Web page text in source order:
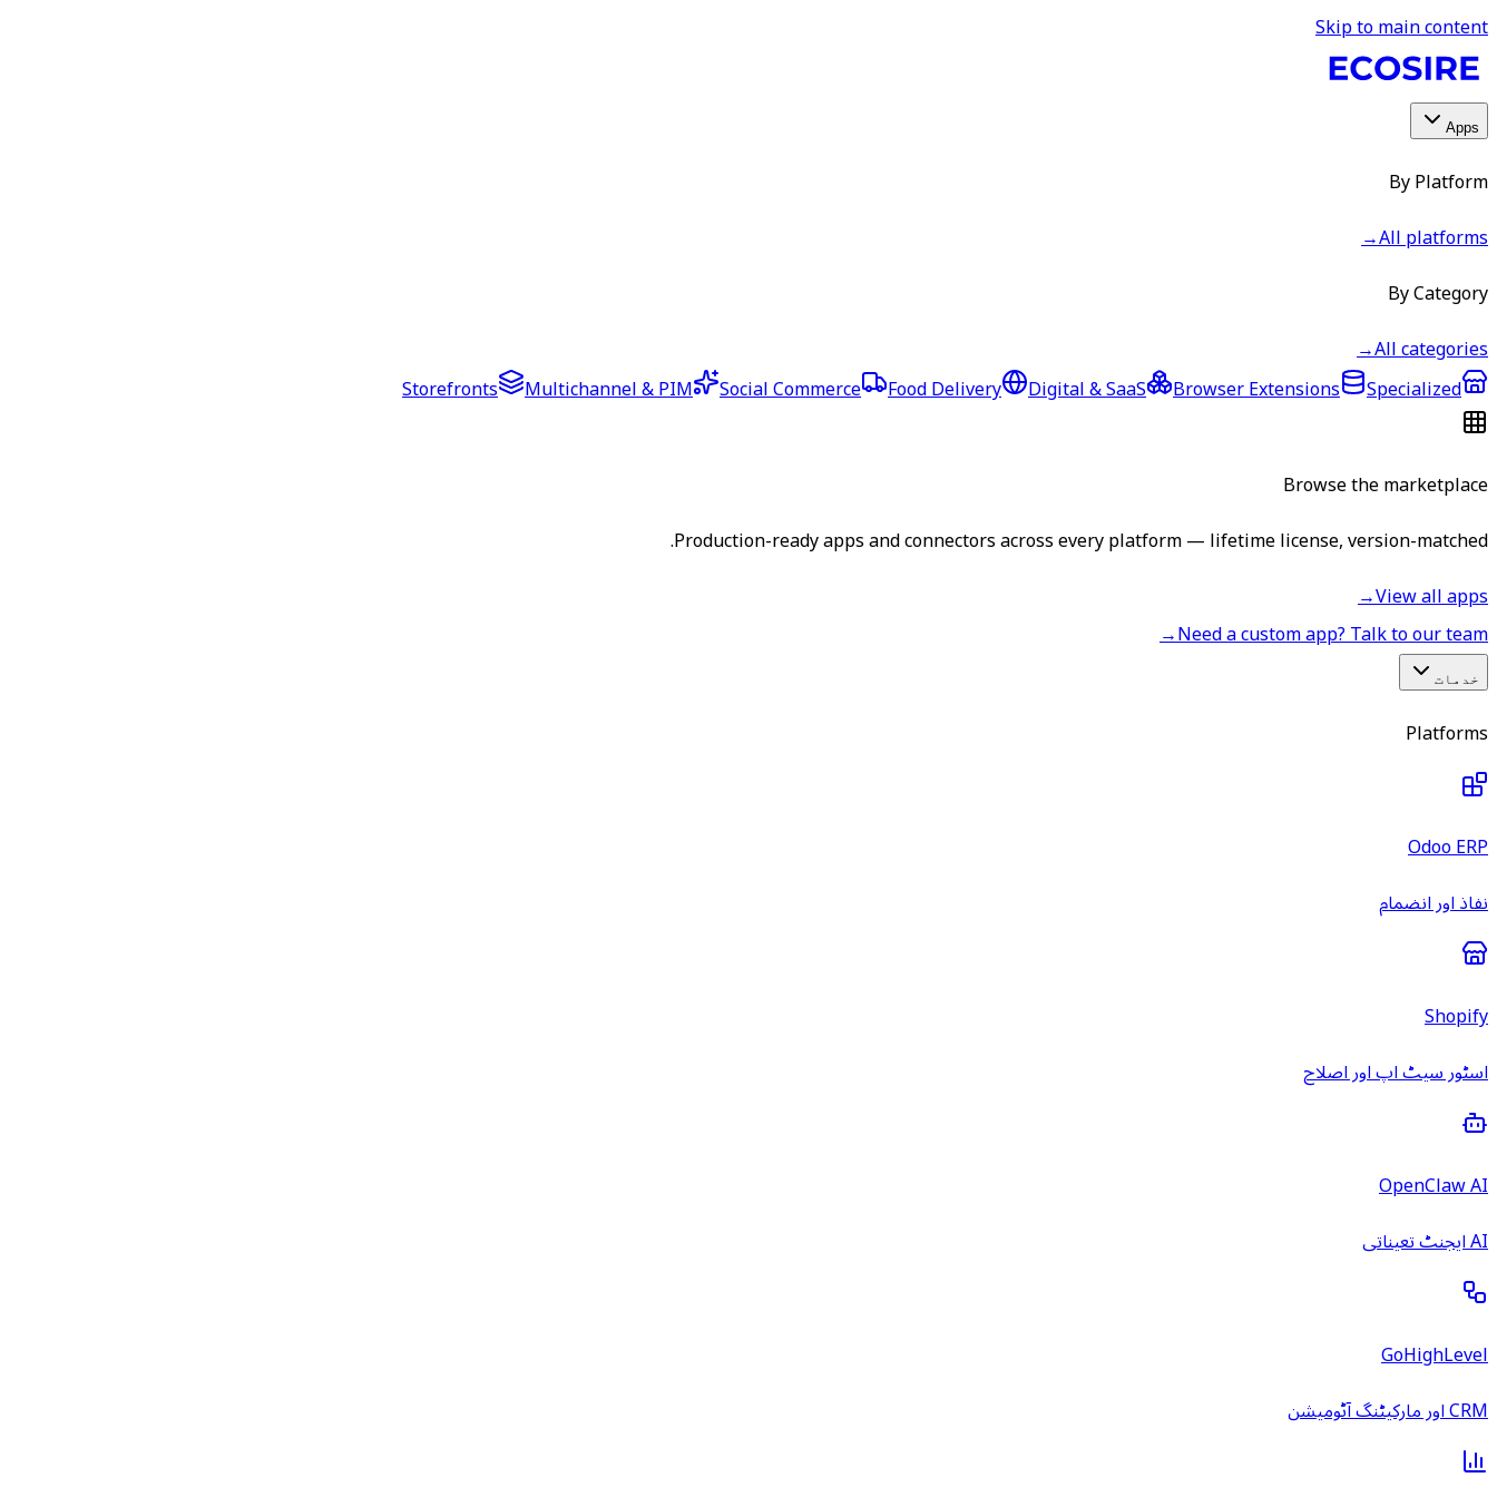
Skip to main content
Apps
By Platform
All platforms
→
By Category
All categories
→
Storefronts
Multichannel & PIM Social Commerce Food Delivery Digital & SaaS Browser Extensions Specialized
Browse the marketplace
Production-ready apps and connectors across every platform — lifetime license, version-matched.
View all apps
→
Need a custom app? Talk to our team
→
خدمات
Platforms
Odoo ERP
نفاذ اور انضمام
Shopify
اسٹور سیٹ اپ اور اصلاح
OpenClaw AI
AI ایجنٹ تعیناتی
GoHighLevel
CRM اور مارکیٹنگ آٹومیشن